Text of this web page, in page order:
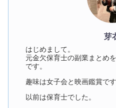
芽
はじめまして。
元金欠保育士の副業まとめ
です。
趣味は女子会と映画鑑賞です
以前は保育士でした。